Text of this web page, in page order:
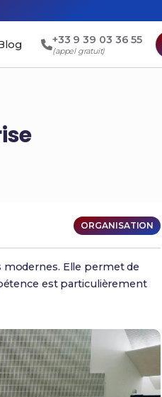
+33 9 39 03 36 55
(appel gratuit)
ORGANISATION
Elle permet de
est particulièrement